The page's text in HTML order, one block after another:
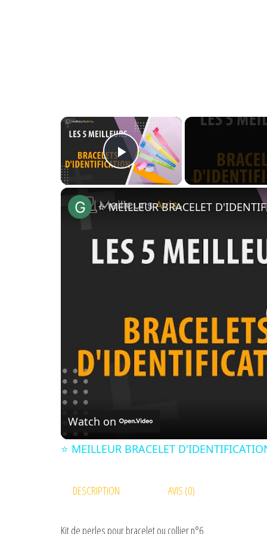
×
Play Video
⭐️ MEILLEUR BRACELET
Watch on
⭐️ MEILLEUR BRACELET
DESCRIPTION AVIS (0)
Kit de perles pour bracelet ou collier n°6